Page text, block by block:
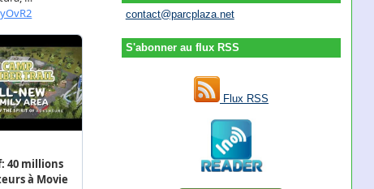
contact@parcplaza.net
S'abonner au flux RSS
Flux RSS